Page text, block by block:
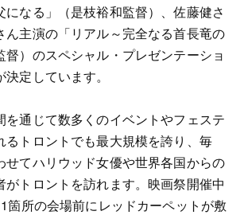
になる」（是枝裕和監督）、佐藤健さ
ん主演の「リアル～完全なる首長竜の
督）のスペシャル・プレゼンテーショ
定しています。
を通じて数多くのイベントやフェステ
るトロントでも最大規模を誇り、毎
せてハリウッド女優や世界各国からの
がトロントを訪れます。映画祭開催中
箇所の会場前にレッドカーペットが敷